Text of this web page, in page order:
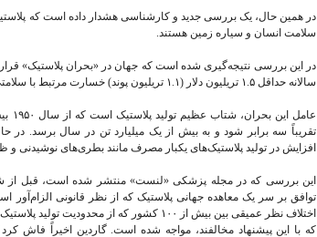
در همین حال، یک بررسی جدید و کارشناسی هشدار داده است که
سلامت انسان و سیاره زمین هستند.
در این بررسی نتیجه‌گیری شده است که جهان در «بحران پلاستیک»
سالانه حداقل ۱.۵ تریلیون دلار (۱.۱ تریلیون پوند) خسارت مرتبط با سلامتی ایجاد می‌کند.
تقریباً سه برابر شود و به بیش از یک میلیارد تن در سال برسد. در
افزایش در تولید پلاستیک‌های یکبار مصرف مانند بطری‌های
این بررسی که در مجله پزشکی «لنست» منتشر شده است، قبل از
توافق بر سر یک معاهده جهانی پلاستیک که از نظر قانونی الزام‌آور
اختلاف نظر عمیقی بین بیش از ۱۰۰ کشور که از
که با این پیشنهاد مخالفند، مواجه شده است. گاردین اخیراً فاش